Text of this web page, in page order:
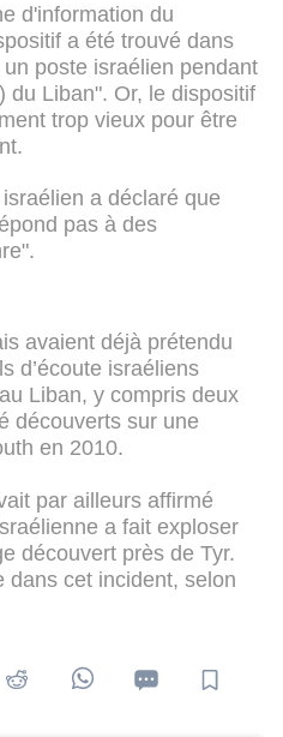
d'information du
a été trouvé dans
poste israélien pendant
du Liban". Or, le dispositif
trop vieux pour être
a déclaré que
pas à des
avaient déjà prétendu
d’écoute israéliens
Liban, y compris deux
découverts sur une
en 2010.
par ailleurs affirmé
a fait exploser
découvert près de Tyr.
dans cet incident, selon